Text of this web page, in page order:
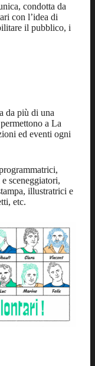
condotta da
con l’idea di
il pubblico, i
da più di una
a La
ed eventi ogni
sceneggiatori,
illustratrici e
etc.